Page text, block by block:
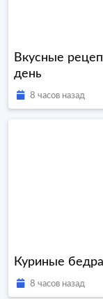
Вкусные
день
8 часов назад
Куриные
8 часов назад